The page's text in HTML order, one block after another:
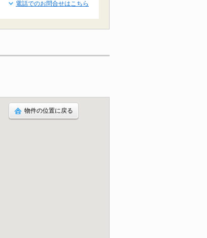
電話でのお問合せはこちら
物件の位置に戻る